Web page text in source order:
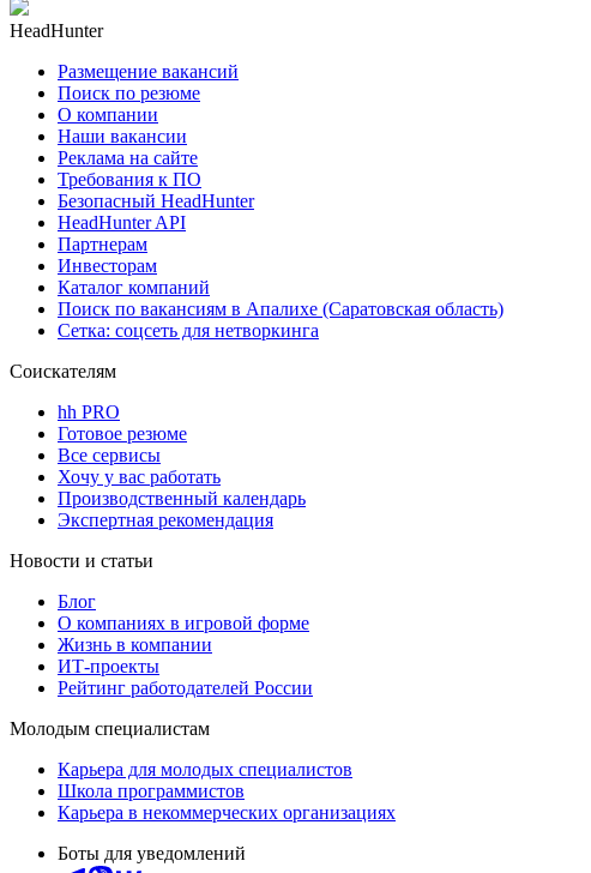
HeadHunter
Размещение вакансий
Поиск по резюме
О компании
Наши вакансии
Реклама на сайте
Требования к ПО
Безопасный HeadHunter
HeadHunter API
Партнерам
Инвесторам
Каталог компаний
Поиск по вакансиям в Апалихе (Саратовская область)
Сетка: соцсеть для нетворкинга
Соискателям
hh PRO
Готовое резюме
Все сервисы
Хочу у вас работать
Производственный календарь
Экспертная рекомендация
Новости и статьи
Блог
О компаниях в игровой форме
Жизнь в компании
ИТ-проекты
Рейтинг работодателей России
Молодым специалистам
Карьера для молодых специалистов
Школа программистов
Карьера в некоммерческих организациях
Боты для уведомлений